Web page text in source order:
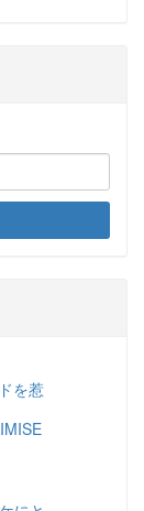
を惹